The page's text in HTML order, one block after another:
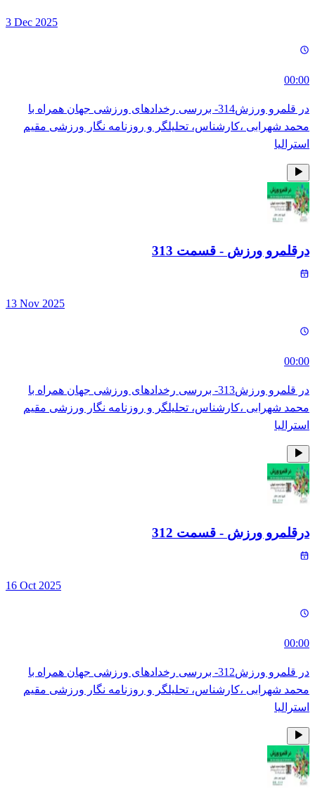
3 Dec 2025
00:00
در قلمرو ورزش314- بررسی رخدادهای ورزشی جهان همراه با
محمد شهرابی ،کارشناس، تحلیلگر و روزنامه نگار ورزشی مقیم
استرالیا
درقلمرو ورزش - قسمت 313
13 Nov 2025
00:00
در قلمرو ورزش313- بررسی رخدادهای ورزشی جهان همراه با
محمد شهرابی ،کارشناس، تحلیلگر و روزنامه نگار ورزشی مقیم
استرالیا
درقلمرو ورزش - قسمت 312
16 Oct 2025
00:00
در قلمرو ورزش312- بررسی رخدادهای ورزشی جهان همراه با
محمد شهرابی ،کارشناس، تحلیلگر و روزنامه نگار ورزشی مقیم
استرالیا